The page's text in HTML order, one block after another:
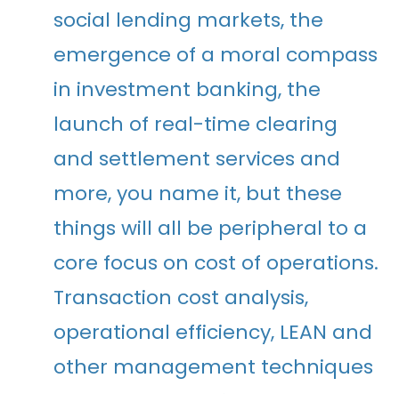
social lending markets, the
emergence of a moral compass
in investment banking, the
launch of real-time clearing
and settlement services and
more, you name it, but these
things will all be peripheral to a
core focus on cost of operations.
Transaction cost analysis,
operational efficiency, LEAN and
other management techniques